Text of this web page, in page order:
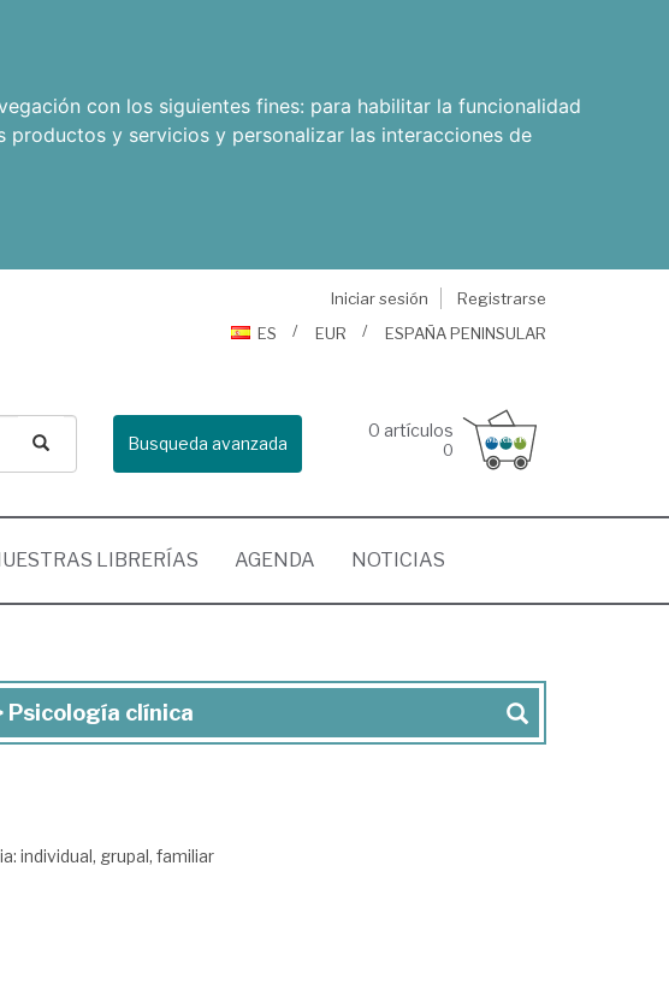
con los siguientes fines: para habilitar la funcionalidad
productos y servicios y personalizar las interacciones de
Iniciar sesión
Registrarse
ES
EUR ESPAÑA PENINSULAR
Busqueda avanzada
0 artículos
0
LIBRERÍAS AGENDA NOTICIAS
Psicología clínica
individual, grupal, familiar